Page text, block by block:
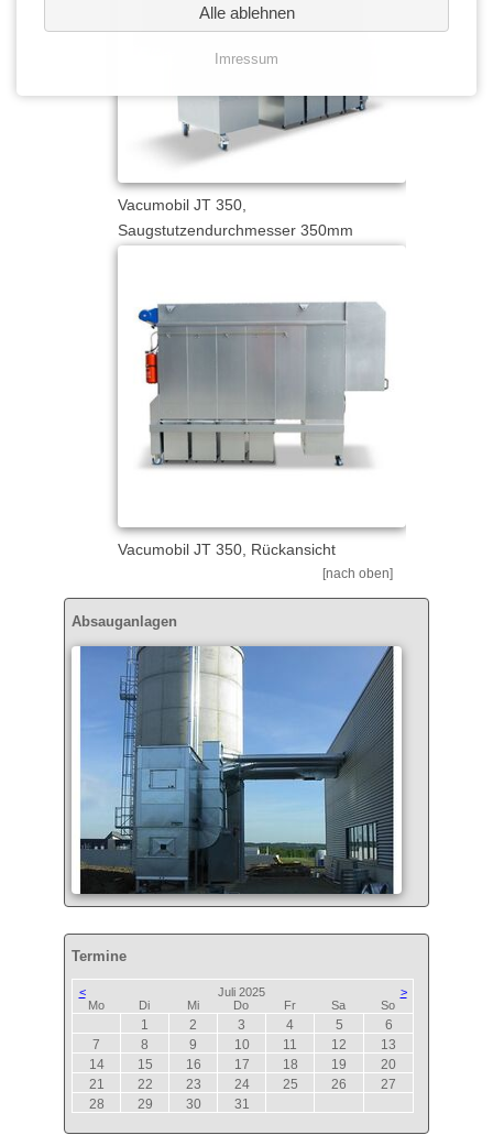
Vacumobil JT 350,
Saugstutzendurchmesser 350mm
Vacumobil JT 350, Rückansicht
[nach oben]
Absauganlagen
Termine
< Juli 2025
>
Montag Dienstag Mittwoch Donnerstag
Freitag Samstag Sonntag
1 2 3 4 5
6
7
8 9 10 11 12
13
14
15 16 17 18 19
20
21
22 23 24 25 26
27
28
29 30 31
Alle ablehnen
Imressum